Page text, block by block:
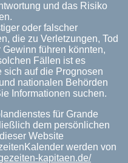
und das Risiko
oder falscher
die zu Verletzungen, Tod
führen könnten,
Fällen ist es
sich auf die Prognosen
nationalen Behörden
Informationen suchen.
für Grande
dem persönlichen
Website
werden von
kapitaen.de/